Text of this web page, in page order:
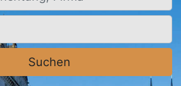
Suchen